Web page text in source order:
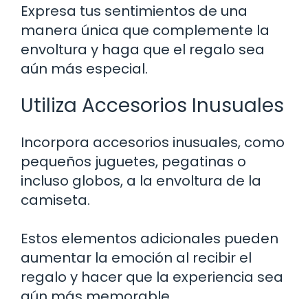
Expresa tus sentimientos de una
manera única que complemente la
envoltura y haga que el regalo sea
aún más especial.
Utiliza Accesorios Inusuales
Incorpora accesorios inusuales, como
pequeños juguetes, pegatinas o
incluso globos, a la envoltura de la
camiseta.
Estos elementos adicionales pueden
aumentar la emoción al recibir el
regalo y hacer que la experiencia sea